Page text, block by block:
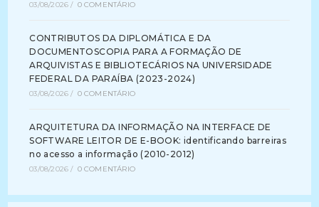
03/08/2026 / 0 COMENTÁRIO
CONTRIBUTOS DA DIPLOMÁTICA E DA
DOCUMENTOSCOPIA PARA A FORMAÇÃO DE
ARQUIVISTAS E BIBLIOTECÁRIOS NA UNIVERSIDADE
FEDERAL DA PARAÍBA (2023-2024)
03/08/2026 / 0 COMENTÁRIO
ARQUITETURA DA INFORMAÇÃO NA INTERFACE DE
SOFTWARE LEITOR DE E-BOOK: identificando barreiras
no acesso a informação (2010-2012)
03/08/2026 / 0 COMENTÁRIO